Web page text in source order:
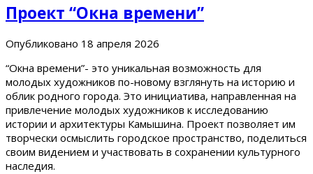
Проект “Окна времени”
Опубликовано 18 апреля 2026
“Окна времени”- это уникальная возможность для
молодых художников по-новому взглянуть на историю и
облик родного города. Это инициатива, направленная на
привлечение молодых художников к исследованию
истории и архитектуры Камышина. Проект позволяет им
творчески осмыслить городское пространство, поделиться
своим видением и участвовать в сохранении культурного
наследия.